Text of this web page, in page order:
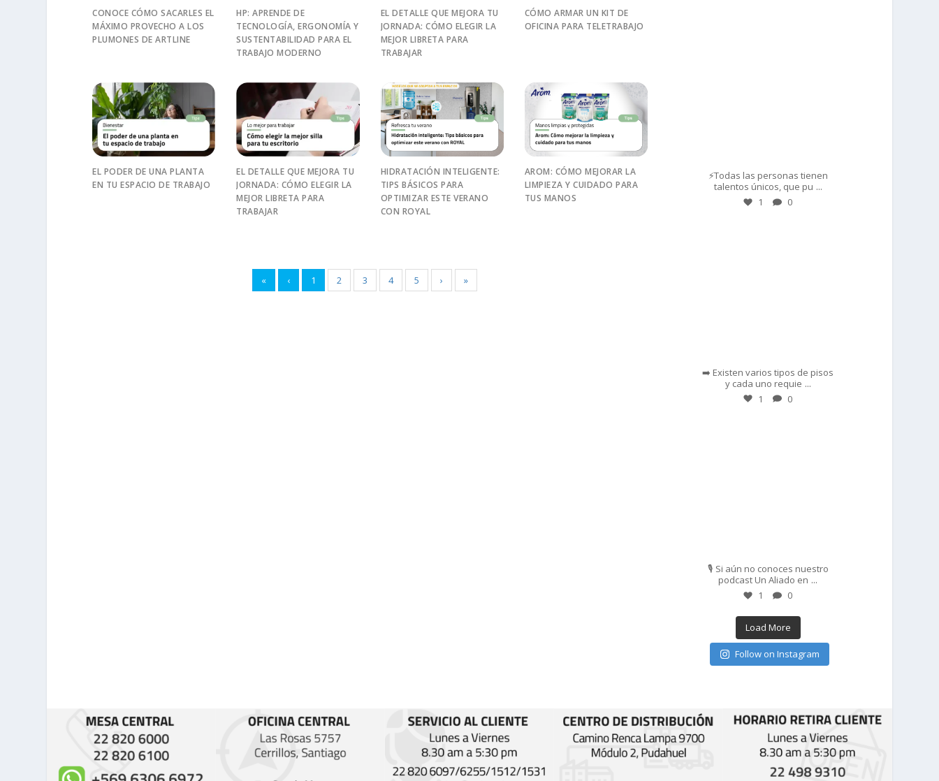
CONOCE CÓMO SACARLES EL
MÁXIMO PROVECHO A LOS
PLUMONES DE ARTLINE
HP: APRENDE DE
TECNOLOGÍA, ERGONOMÍA Y
SUSTENTABILIDAD PARA EL
TRABAJO MODERNO
EL DETALLE QUE MEJORA TU
JORNADA: CÓMO ELEGIR LA
MEJOR LIBRETA PARA
TRABAJAR
CÓMO ARMAR UN KIT DE
OFICINA PARA TELETRABAJO
EL PODER DE UNA PLANTA
EN TU ESPACIO DE TRABAJO
EL DETALLE QUE MEJORA TU
JORNADA: CÓMO ELEGIR LA
MEJOR LIBRETA PARA
TRABAJAR
HIDRATACIÓN INTELIGENTE:
TIPS BÁSICOS PARA
OPTIMIZAR ESTE VERANO
CON ROYAL
AROM: CÓMO MEJORAR LA
LIMPIEZA Y CUIDADO PARA
TUS MANOS
« ‹ 1 2 3 4 5 › »
⚡Todas las personas tienen
talentos únicos, que pu ...
1 0
➡️ Existen varios tipos de pisos
y cada uno requie ...
1 0
🎙️ Si aún no conoces nuestro
podcast Un Aliado en ...
1 0
Load More
Follow on Instagram